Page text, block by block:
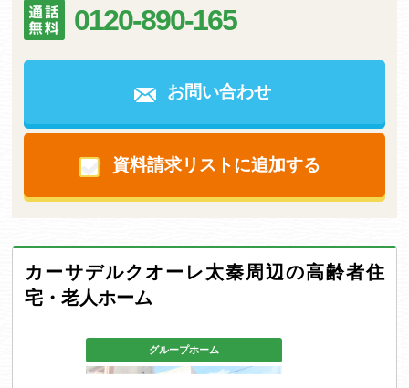
0120-890-165
お問い合わせ
資料請求リストに追加する
カーサデルクオーレ太秦周辺の高齢者住
宅・老人ホーム
グループホーム